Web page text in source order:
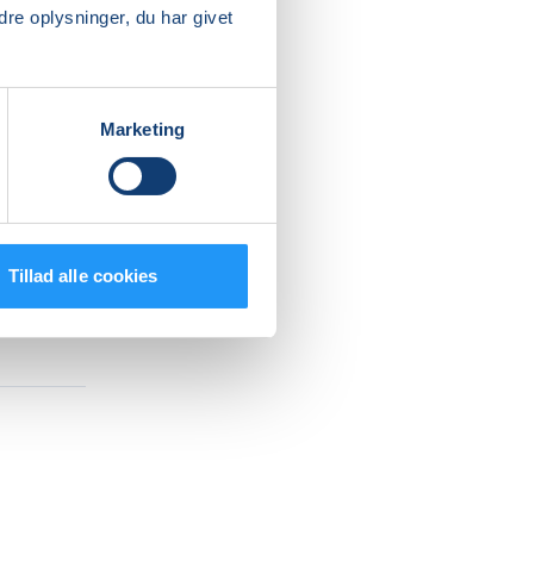
oplysninger, du har givet
Marketing
Tillad alle cookies